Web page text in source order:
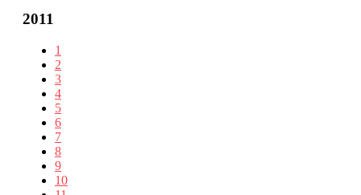
2011
1
2
3
4
5
6
7
8
9
10